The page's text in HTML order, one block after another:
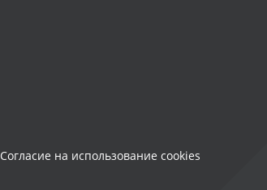
Согласие на использование cookies